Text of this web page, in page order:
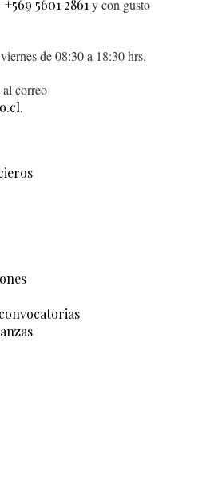
+569 5601 2861 y con gusto
de 08:30 a 18:30 hrs.
al correo